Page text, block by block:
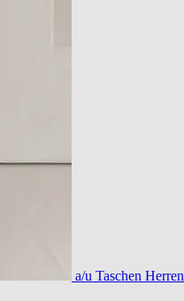
a/u Taschen Herren